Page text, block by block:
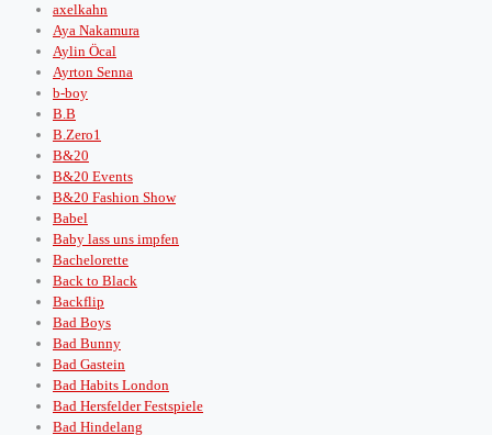
axelkahn
Aya Nakamura
Aylin Öcal
Ayrton Senna
b-boy
B.B
B.Zero1
B&20
B&20 Events
B&20 Fashion Show
Babel
Baby lass uns impfen
Bachelorette
Back to Black
Backflip
Bad Boys
Bad Bunny
Bad Gastein
Bad Habits London
Bad Hersfelder Festspiele
Bad Hindelang